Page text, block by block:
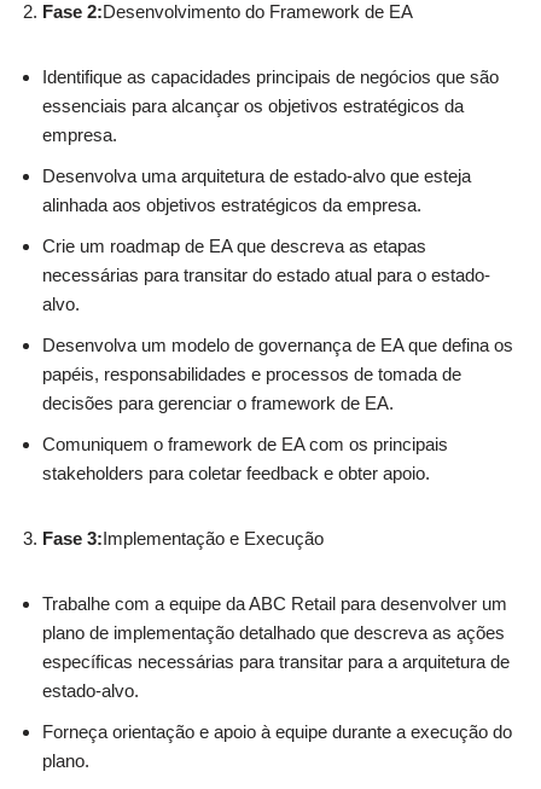
Fase 2:Desenvolvimento do Framework de EA
Identifique as capacidades principais de negócios que são
essenciais para alcançar os objetivos estratégicos da
empresa.
Desenvolva uma arquitetura de estado-alvo que esteja
alinhada aos objetivos estratégicos da empresa.
Crie um roadmap de EA que descreva as etapas
necessárias para transitar do estado atual para o estado-
alvo.
Desenvolva um modelo de governança de EA que defina os
papéis, responsabilidades e processos de tomada de
decisões para gerenciar o framework de EA.
Comuniquem o framework de EA com os principais
stakeholders para coletar feedback e obter apoio.
Fase 3:Implementação e Execução
Trabalhe com a equipe da ABC Retail para desenvolver um
plano de implementação detalhado que descreva as ações
específicas necessárias para transitar para a arquitetura de
estado-alvo.
Forneça orientação e apoio à equipe durante a execução do
plano.